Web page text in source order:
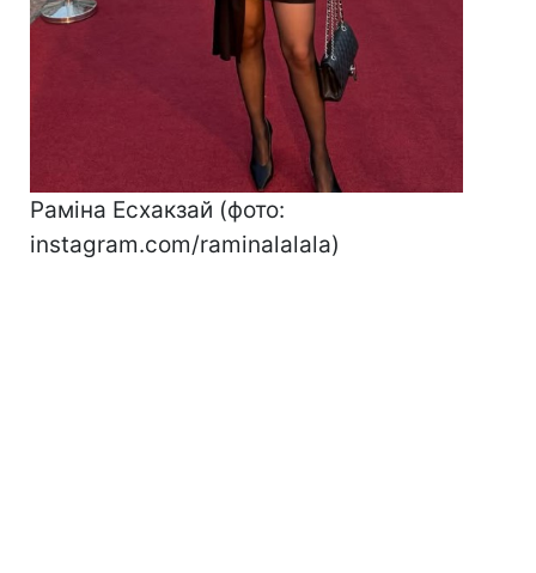
Раміна Есхакзай (фото:
instagram.com/raminalalala)